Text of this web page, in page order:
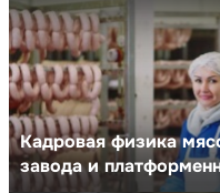
Кадровая физика
завода и